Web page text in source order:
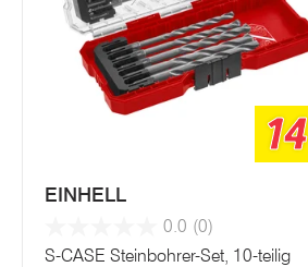
14
EINHELL
0.0 (0)
S-CASE Steinbohrer-Set, 10-teilig